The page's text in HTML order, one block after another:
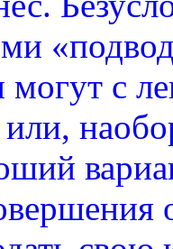
могут с